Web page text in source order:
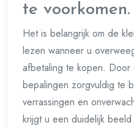
te voorkomen.
Het is belangrijk om de
lezen wanneer u
afbetaling te kopen. Door
bepalingen zorgvuldig te
verrassingen en
krijgt u een duidelijk